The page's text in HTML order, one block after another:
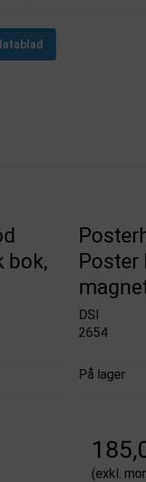
bok,
Poster
DSI
2654
På lager
(exkl.